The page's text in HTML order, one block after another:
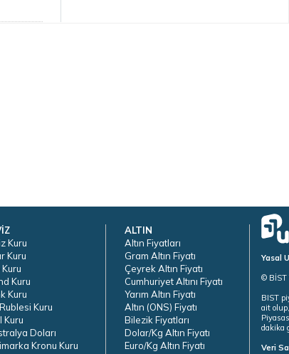
Kuru
Kuru
Kuru
Kuru
Kuru
Kuru
Doları
Kronu Kuru
ALTIN
Altın Fiyatları
Gram Altın Fiyatı
Çeyrek Altın Fiyatı
Cumhuriyet Altını Fiyatı
Yarım Altın Fiyatı
Altın (ONS) Fiyatı
Bilezik Fiyatları
Dolar/Kg Altın Fiyatı
Euro/Kg Altın Fiyatı
Yasal
© BİST
BIST
ait
dakika
Veri